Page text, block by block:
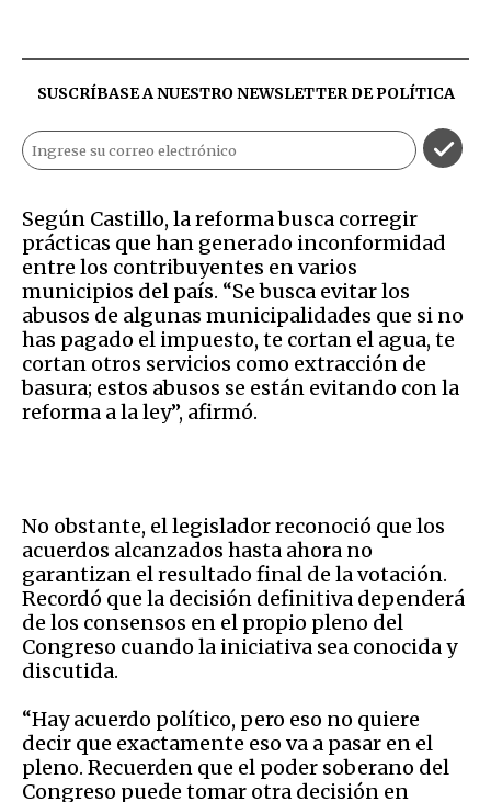
SUSCRÍBASE A NUESTRO NEWSLETTER DEPOLÍTICA
Según Castillo, la reforma busca corregir
prácticas que han generado inconformidad
entre los contribuyentes en varios
municipios del país. “Se busca evitar los
abusos de algunas municipalidades que si no
has pagado el impuesto, te cortan el agua, te
cortan otros servicios como extracción de
basura; estos abusos se están evitando con la
reforma a la ley”, afirmó.
No obstante, el legislador reconoció que los
acuerdos alcanzados hasta ahora no
garantizan el resultado final de la votación.
Recordó que la decisión definitiva dependerá
de los consensos en el propio pleno del
Congreso cuando la iniciativa sea conocida y
discutida.
“Hay acuerdo político, pero eso no quiere
decir que exactamente eso va a pasar en el
pleno. Recuerden que el poder soberano del
Congreso puede tomar otra decisión en